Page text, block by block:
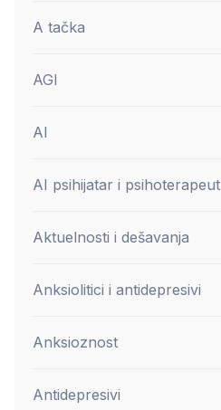
A tačka
AGI
AI
AI psihijatar i psihoterapeut
Aktuelnosti i dešavanja
Anksiolitici i antidepresivi
Anksioznost
Antidepresivi